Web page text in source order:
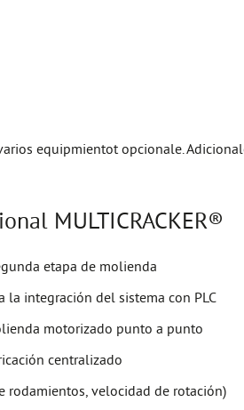
equipmientot opcionale.
MULTICRACKER®
etapa de molienda
la integración del sistema con PLC
motorizado punto a punto
centralizado
rodamientos, velocidad de rotación)